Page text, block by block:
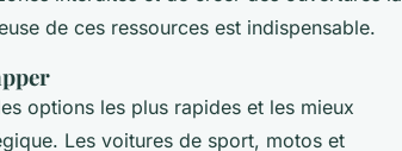
de ces ressources est indispensable.
options les plus rapides et les mieux
Les voitures de sport, motos et